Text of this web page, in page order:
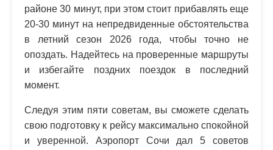
районе 30 минут, при этом стоит прибавлять еще
20-30 минут на непредвиденные обстоятельства
в летний сезон 2026 года, чтобы точно не
опоздать. Надейтесь на проверенные маршруты
и избегайте поздних поездок в последний
момент.
Следуя этим пяти советам, вы сможете сделать
свою подготовку к рейсу максимально спокойной
и уверенной. Аэропорт Сочи дал 5 советов